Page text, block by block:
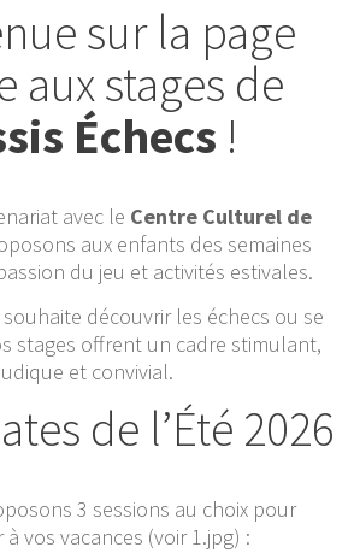
sur la page
aux stages de
Échecs !
avec le Centre Culturel de
aux enfants des semaines
du jeu et activités estivales.
découvrir les échecs ou se
stages offrent un cadre stimulant,
et convivial.
de l’Été 2026
3 sessions au choix pour
à vos vacances (voir 1.jpg) :